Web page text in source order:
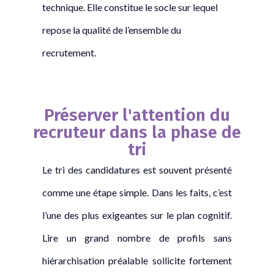
technique. Elle constitue le socle sur lequel
repose la qualité de l’ensemble du
recrutement.
Préserver l'attention du
recruteur dans la phase de
tri
Le tri des candidatures est souvent présenté
comme une étape simple. Dans les faits, c’est
l’une des plus exigeantes sur le plan cognitif.
Lire un grand nombre de profils sans
hiérarchisation préalable sollicite fortement